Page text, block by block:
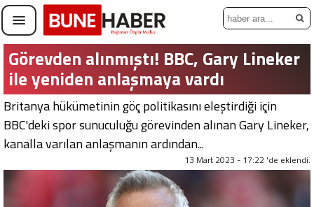
Görevden alınmıştı! BBC, Gary Lineker
ile yeniden anlaşmaya vardı
Britanya hükümetinin göç politikasını eleştirdiği için
BBC'deki spor sunuculuğu görevinden alınan Gary Lineker,
kanalla varılan anlaşmanın ardından...
13 Mart 2023 - 17:22 'de eklendi.